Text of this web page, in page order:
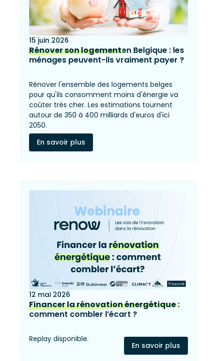
15 juin 2026
Rénover son logementen Belgique : les
ménages peuvent-ils vraiment payer ?
Rénover l'ensemble des logements belges
pour qu'ils consomment moins d'énergie va
coûter très cher. Les estimations tournent
autour de 350 à 400 milliards d'euros d'ici
2050.
En savoir plus
12 mai 2026
Financer la rénovation énergétique:
comment combler l’écart ?
Replay disponible.
En savoir plus